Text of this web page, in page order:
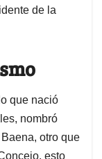
de la
que nació
nombró
otro que
esto